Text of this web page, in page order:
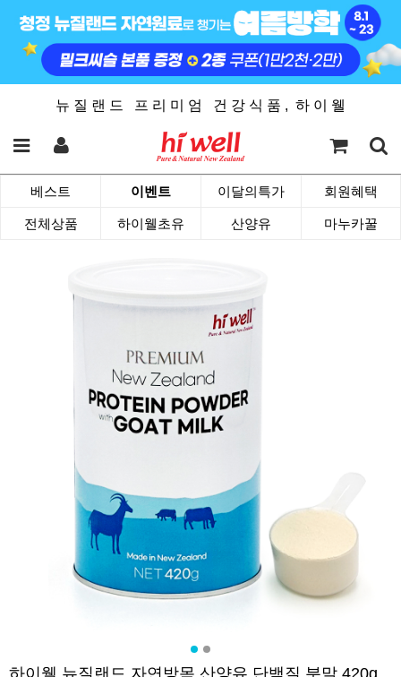
뉴 질 랜 드 프 리 미 엄 건 강 식 품 , 하 이 웰
베스트 이벤트 이달의특가 회원혜택
전체상품 하이웰초유 산양유 마누카꿀
하이웰 뉴질랜드 자연방목 산양유 단백질 분말 420g